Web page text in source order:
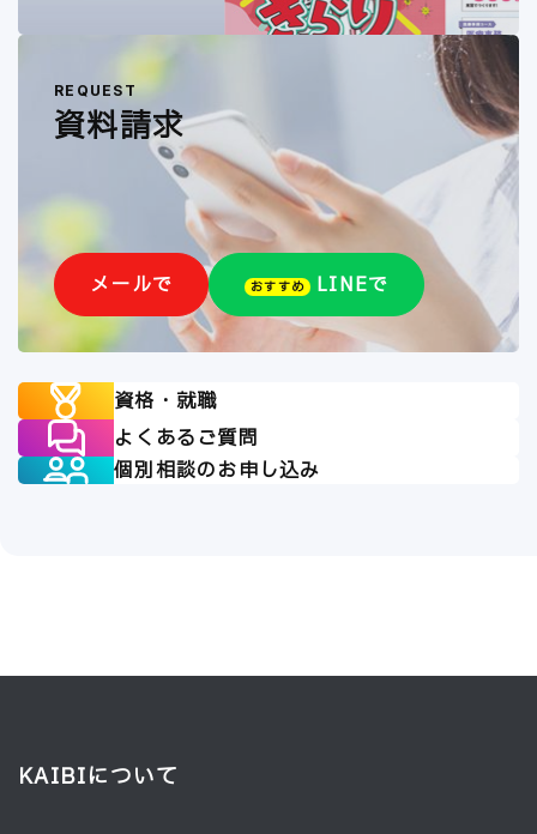
REQUEST
資料請求
メールで おすすめ LINEで
資格・就職
よくあるご質問
個別相談のお申し込み
KAIBIについて